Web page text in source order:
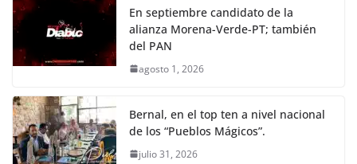
En septiembre candidato de la
alianza Morena-Verde-PT; también
del PAN
agosto 1, 2026
Bernal, en el top ten a nivel nacional
de los “Pueblos Mágicos”.
julio 31, 2026